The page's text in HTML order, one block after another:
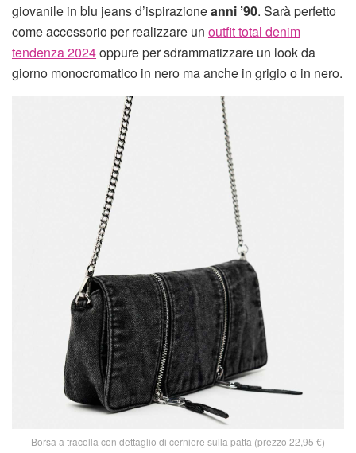
giovanile in blu jeans d’ispirazioneanni ’90. Sarà perfetto
come accessorio per realizzare un outfit total denim
tendenza 2024oppure per sdrammatizzare un look da
giorno monocromatico in nero ma anche in grigio o in nero.
Borsa a tracolla con dettaglio di cerniere sulla patta (prezzo 22,95 €)